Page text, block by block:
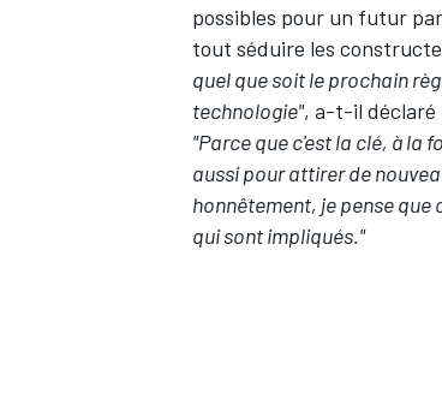
possibles pour un futur
tout séduire les
quel que soit le prochain
technologie", a-t-il déclaré
"Parce que c'est la clé, à la
aussi pour attirer de
honnêtement, je pense que
qui sont impliqués."